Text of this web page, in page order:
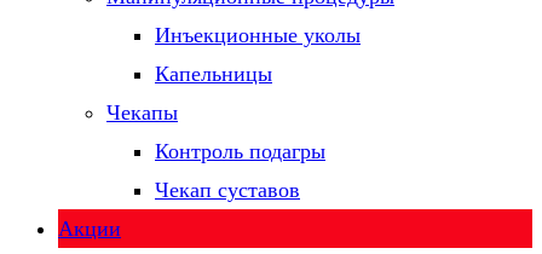
Инъекционные уколы
Капельницы
Чекапы
Контроль подагры
Чекап суставов
Акции